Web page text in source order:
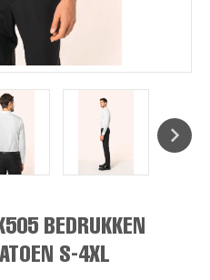
BEDRUKKEN
S-4XL